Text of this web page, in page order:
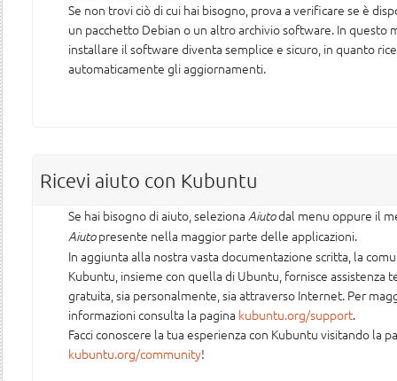
Se non trovi ciò di cui hai bisogno, prova a verificare se è
un pacchetto Debian o un altro archivio software. In questo
installare il software diventa semplice e sicuro, in quanto
automaticamente gli aggiornamenti.
Ricevi aiuto con Kubuntu
Se hai bisogno di aiuto, seleziona Aiutodal menu oppure il
Aiutopresente nella maggior parte delle applicazioni.
In aggiunta alla nostra vasta documentazione scritta, la
Kubuntu, insieme con quella di Ubuntu, fornisce assistenza
gratuita, sia personalmente, sia attraverso Internet. Per
informazioni consulta la pagina kubuntu.org/support.
Facci conoscere la tua esperienza con Kubuntu visitando la
kubuntu.org/community!